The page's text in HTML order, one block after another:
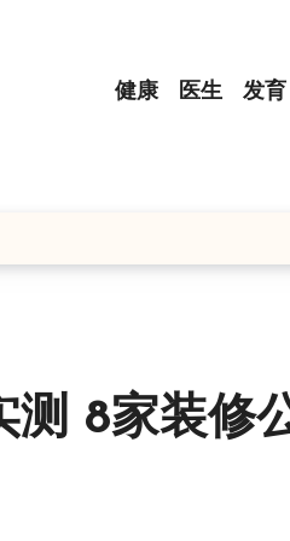
健康 医生 发育
8家装修